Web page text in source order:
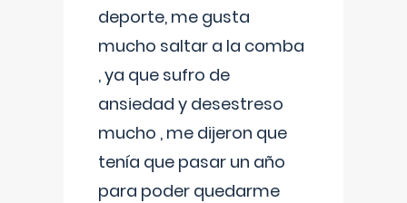
deporte, me gusta
mucho saltar a la comba
, ya que sufro de
ansiedad y desestreso
mucho , me dijeron que
tenía que pasar un año
para poder quedarme